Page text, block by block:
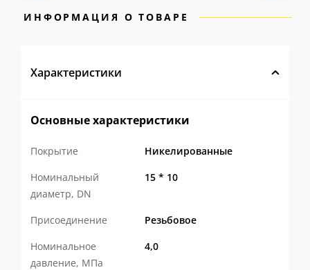
ИНФОРМАЦИЯ О ТОВАРЕ
Характеристики
Основные характеристики
Покрытие
Никелированные
Номинальный
диаметр, DN
15 * 10
Присоединение
Резьбовое
Номинальное
давление, МПа
4,0